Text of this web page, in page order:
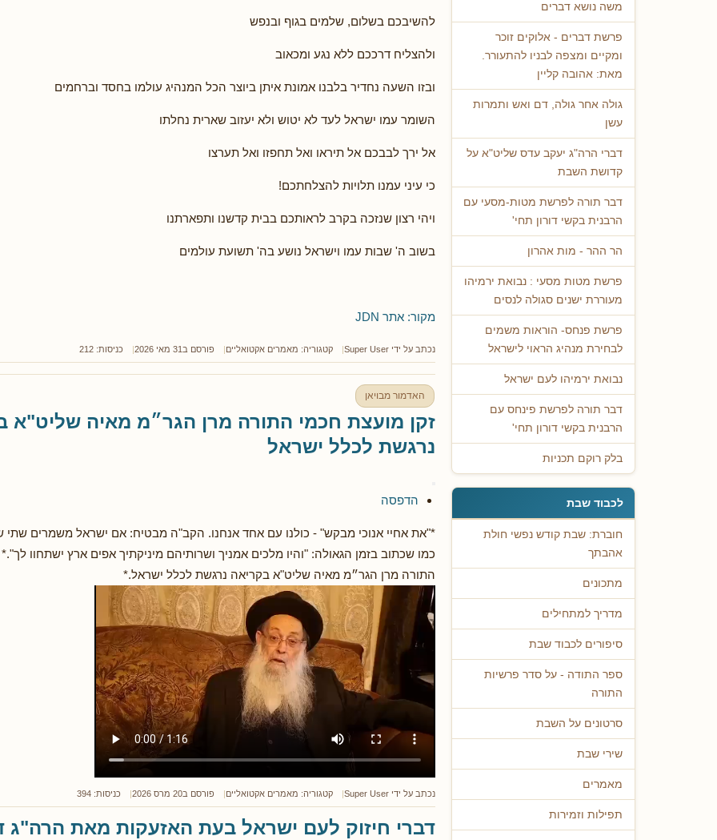
משה נושא דברים
פרשת דברים - אלוקים זוכר
ומקיים ומצפה לבניו להתעורר.
מאת: אהובה קליין
גולה אחר גולה, דם ואש ותמרות
עשן
דברי הרה"ג יעקב עדס שליט"א על
קדושת השבת
דבר תורה לפרשת מטות-מסעי עם
הרבנית בקשי דורון תחי'
הר ההר - מות אהרון
פרשת מטות מסעי : נבואת ירמיהו
מעוררת ישנים סגולה לנסים
פרשת פנחס- הוראות משמים
לבחירת מנהיג הראוי לישראל
נבואת ירמיהו לעם ישראל
דבר תורה לפרשת פינחס עם
הרבנית בקשי דורון תחי'
בלק רוקם תכניות
לכבוד שבת
חוברת: שבת קודש נפשי חולת
אהבתך
מתכונים
מדריך למתחילים
סיפורים לכבוד שבת
ספר התודה - על סדר פרשיות
התורה
סרטונים על השבת
שירי שבת
מאמרים
תפילות וזמירות
להשיבכם בשלום, שלמים בגוף ובנפש
ולהצליח דרככם ללא נגע ומכאוב
ובזו השעה נחדיר בלבנו אמונת איתן ביוצר הכל המנהיג עולמו בחסד וברחמים
השומר עמו ישראל לעד לא יטוש ולא יעזוב שארית נחלתו
אל ירך לבבכם אל תיראו ואל תחפזו ואל תערצו
כי עיני עמנו תלויות להצלחתכם!
ויהי רצון שנזכה בקרב לראותכם בבית קדשנו ותפארתנו
בשוב ה' שבות עמו וישראל נושע בה' תשועת עולמים
מקור: אתר JDN
נכתב על ידי Super User קטגוריה: מאמרים אקטואליים פורסם ב31 מאי 2026 כניסות: 212
האדמור מבויאן
זקן מועצת חכמי התורה מרן הגר״מ מאיה שליט"א
נרגשת לכלל ישראל
הדפסה
*"את אחיי אנוכי מבקש" - כולנו עם אחד אנחנו. הקב"ה מבטיח: אם ישראל משמרים שתי
כמו שכתוב בזמן הגאולה: "והיו מלכים אמניך ושרותיהם מיניקתיך אפים ארץ ישתחוו
התורה מרן הגר״מ מאיה שליט"א בקריאה נרגשת לכלל ישראל.*
נכתב על ידי Super User קטגוריה: מאמרים אקטואליים פורסם ב20 מרס 2026 כניסות: 394
דברי חיזוק לעם ישראל בעת האזעקות מאת הרה"ג